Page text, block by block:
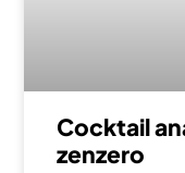
Cocktail
zenzero